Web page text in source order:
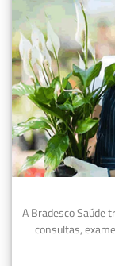
A Bradesco Saúde
consultas,